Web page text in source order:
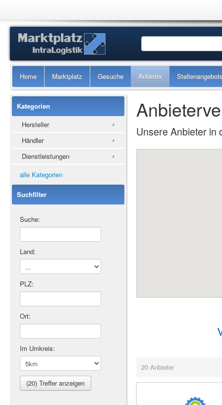
Home Marktplatz Gesuche Anbieter
Kategorien
Hersteller
Händler
Dienstleistungen
alle Kategorien
Suchfilter
Suche:
Land:
PLZ:
Ort:
Im Umkreis:
Unsere Anbieter in
20 Anbieter